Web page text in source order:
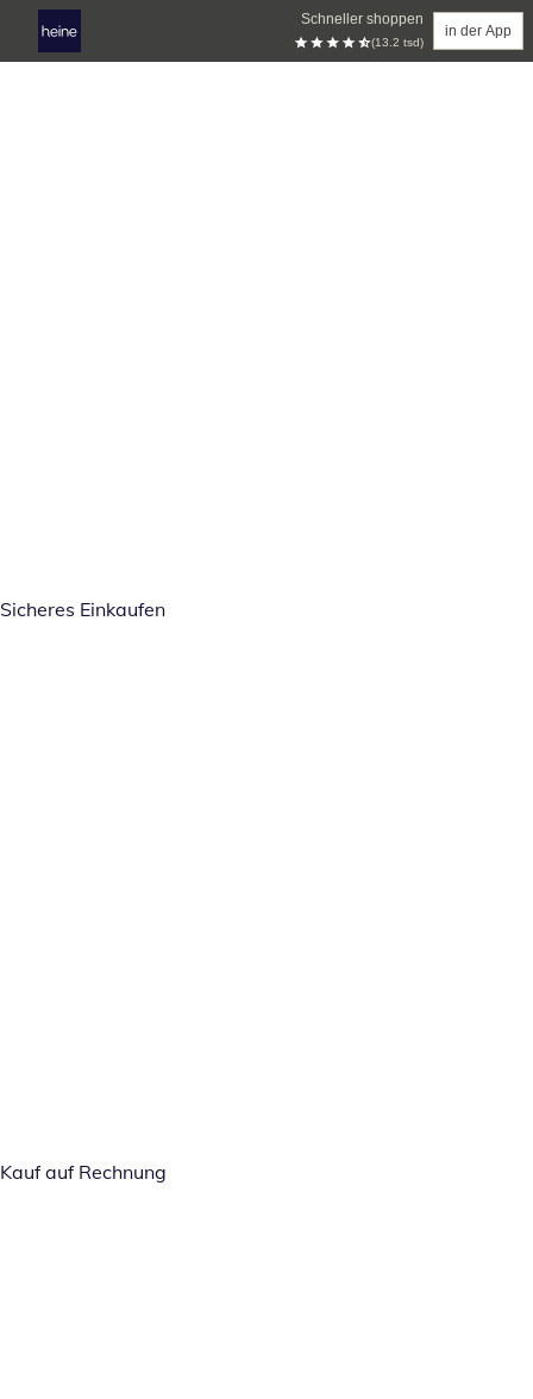
Schneller shoppen
(13.2 tsd)
in der App
Sicheres Einkaufen
Kauf auf Rechnung